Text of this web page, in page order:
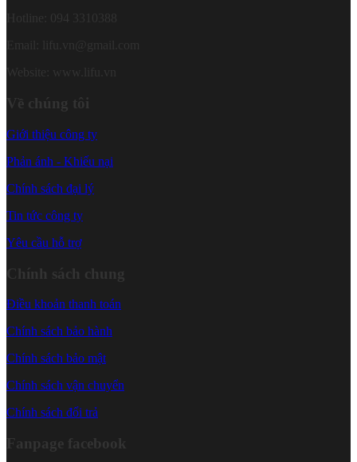
Hotline: 094 3310388
Về chúng tôi
Giới thiệu công ty
Phản ánh - Khiếu nại
Chính sách đại lý
Tin tức công ty
Yêu cầu hỗ trợ
Chính sách chung
Điều khoản thanh toán
Chính sách bảo hành
Chính sách bảo mật
Chính sách vận chuyển
Chính sách đổi trả
Fanpage facebook